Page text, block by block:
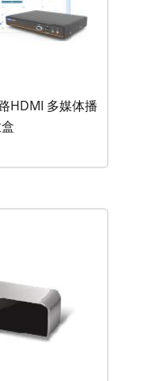
HDMI 多媒体播